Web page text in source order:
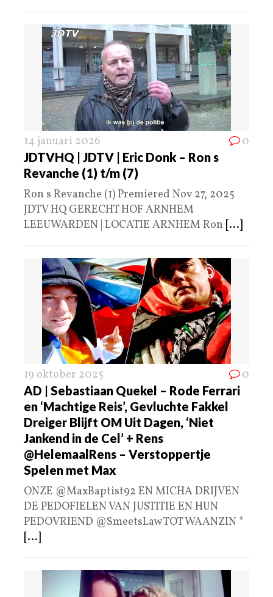
14 januari 2026 0
JDTVHQ | JDTV | Eric Donk – Ron s
Revanche (1) t/m (7)
Ron s Revanche (1) Premiered Nov 27, 2025
JDTV HQ GERECHT HOF ARNHEM
LEEUWARDEN | LOCATIE ARNHEM Ron [...]
19 oktober 2025 0
AD | Sebastiaan Quekel – Rode Ferrari
en ‘Machtige Reis’, Gevluchte Fakkel
Dreiger Blijft OM Uit Dagen, ‘Niet
Jankend in de Cel’ + Rens
@HelemaalRens – Verstoppertje
Spelen met Max
ONZE @MaxBaptist92 EN MICHA DRIJVEN
DE PEDOFIELEN VAN JUSTITIE EN HUN
PEDOVRIEND @SmeetsLaw TOT WAANZIN *
[...]